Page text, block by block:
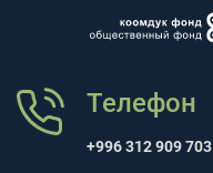
Телефон
+996 312 909 703